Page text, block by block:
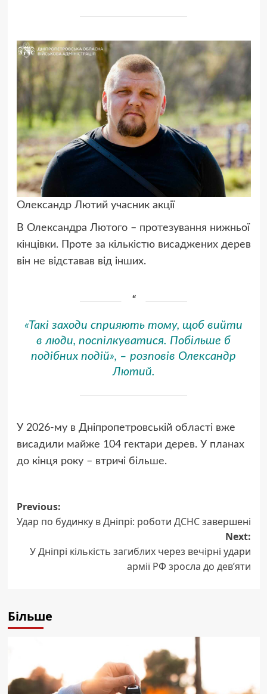
Олександр Лютий учасник акції
В Олександра Лютого – протезування нижньої
кінцівки. Проте за кількістю висаджених дерев
він не відставав від інших.
«Такі заходи сприяють тому, щоб вийти
в люди, поспілкуватися. Побільше б
подібних подій», – розповів Олександр
Лютий.
У 2026-му в Дніпропетровській області вже
висадили майже 104 гектари дерев. У планах
до кінця року – втричі більше.
Post
navigation
Previous:
Удар по будинку в Дніпрі: роботи ДСНС завершені
Next:
У Дніпрі кількість загиблих через вечірні удари
армії РФ зросла до дев’яти
Більше